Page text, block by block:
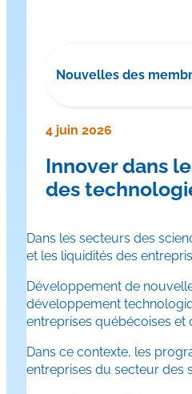
Nouvelles des
4 juin 2026
Innover dans
des
Dans les secteurs des
et les liquidités des
Développement de
développement
entreprises québécoises et
Dans ce contexte, les
entreprises du secteur des